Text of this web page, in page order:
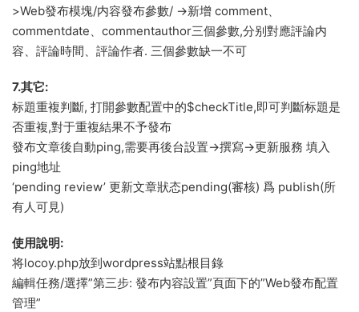
>Web發布模塊/内容發布參數/ ->新增 comment、
commentdate、commentauthor三個參數,分别對應評論内
容、評論時間、評論作者. 三個參數缺一不可
7.其它:
标題重複判斷, 打開參數配置中的$checkTitle,即可判斷标題是
否重複,對于重複結果不予發布
發布文章後自動ping,需要再後台設置->撰寫->更新服務 填入
ping地址
‘pending review’ 更新文章狀态pending(審核) 爲 publish(所
有人可見)
使用說明:
将locoy.php放到wordpress站點根目錄
編輯任務/選擇”第三步: 發布内容設置”頁面下的”Web發布配置
管理”